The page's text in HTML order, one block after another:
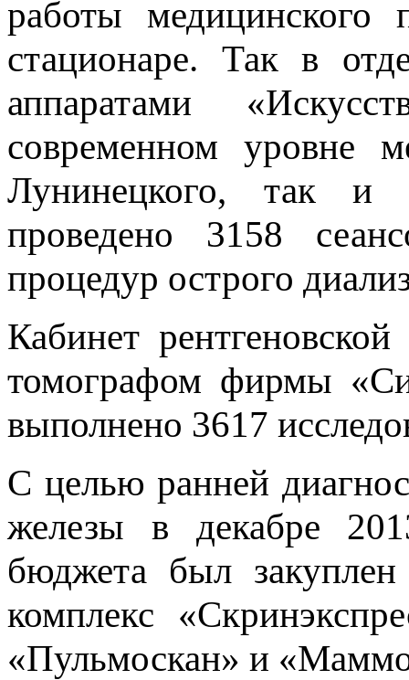
работы медицинского
стационаре. Так в
аппаратами
современном уровне
Лунинецкого, так и
проведено 3158
процедур острого
Кабинет
томографом фирмы
выполнено 3617
С целью ранней
железы в декабре
бюджета был
комплекс
«Пульмоскан» и